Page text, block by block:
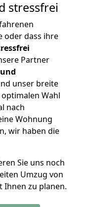
stressfrei
oder dass ihre
Partner
unser breite
Wahl
nach
Wohnung
wir haben die
Sie uns noch
Umzug von
zu planen.